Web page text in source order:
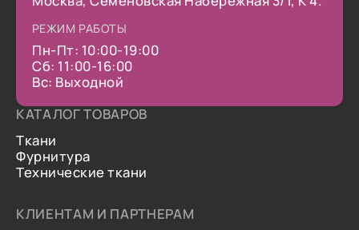
РЕЖИМ РАБОТЫ
Пн-Пт: 10:00-19:00
Сб: 11:00-16:00
Вс: Выходной
КАТАЛОГ ТОВАРОВ
Ткани
Фурнитура
Технические ткани
КЛИЕНТАМ И ПАРТНЕРАМ